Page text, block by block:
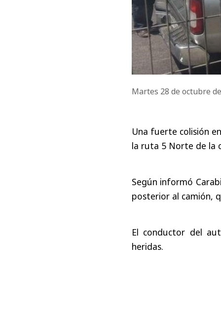
Martes 28 de octubre
Una fuerte colisión
la ruta 5 Norte de la
Según informó
posterior al camión,
El conductor del
heridas.